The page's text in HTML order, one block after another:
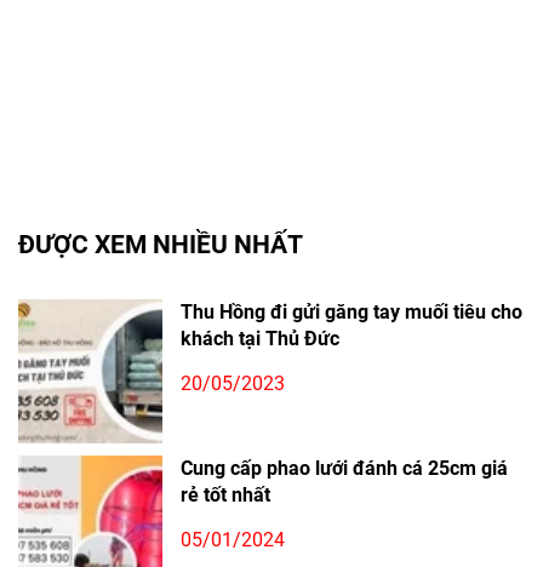
ĐƯỢC XEM NHIỀU NHẤT
Thu Hồng đi gửi găng tay muối tiêu cho
khách tại Thủ Đức
20/05/2023
Cung cấp phao lưới đánh cá 25cm giá
rẻ tốt nhất
05/01/2024